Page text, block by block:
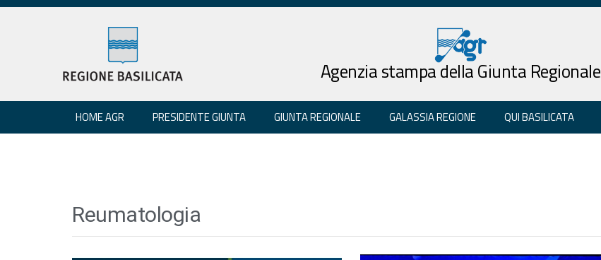
Agenzia stampa della Giunta Regionale
HOME AGR PRESIDENTE GIUNTA GIUNTA REGIONALE GALASSIA REGIONE QUI BASILICATA
Reumatologia